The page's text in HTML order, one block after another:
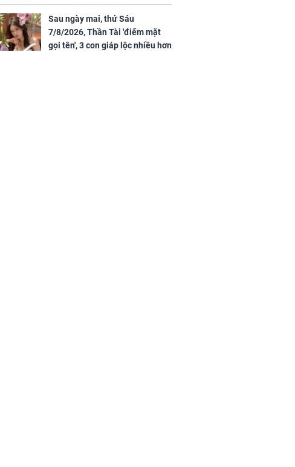
nhà, ngày càng hưng thịnh sung
túc
Sau ngày mai, thứ Sáu
7/8/2026, Thần Tài 'điểm mặt
gọi tên', 3 con giáp lộc nhiều hơn